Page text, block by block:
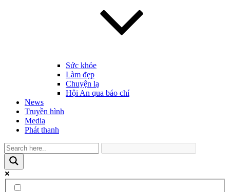
Sức khỏe
Làm đẹp
Chuyện lạ
Hội An qua báo chí
News
Truyền hình
Media
Phát thanh